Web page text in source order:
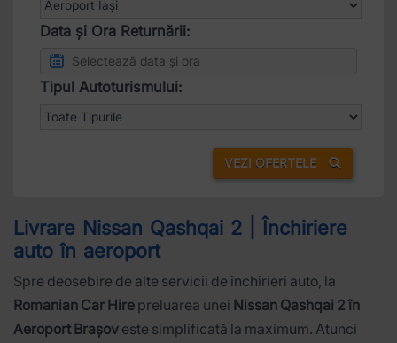
Data și Ora Returnării:
Tipul Autoturismului:
VEZI OFERTELE
Livrare Nissan Qashqai 2 | Închiriere
auto în aeroport
Spre deosebire de alte servicii de închirieri auto, la
Romanian Car Hire preluarea unei Nissan Qashqai 2 în
Aeroport Brașov este simplificată la maximum. Atunci